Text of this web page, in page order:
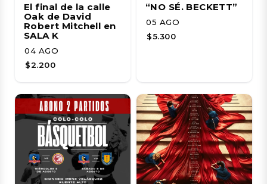
El final de la calle
Oak de David
Robert Mitchell en
SALA K
04 AGO
$2.200
“NO SÉ. BECKETT”
05 AGO
$5.300